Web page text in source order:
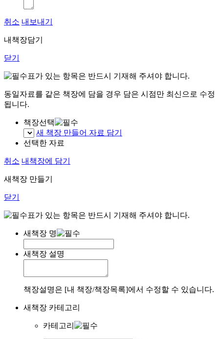
취소 내보내기
내책장담기
닫기
표가 있는 항목은 반드시 기재해 주셔야 합니다.
동일자료를 같은 책장에 담을 경우 담은 시점만 최신으로 수정
됩니다.
책장선택
새 책장 만들어 자료 담기
선택한 자료
취소 내책장에 담기
새책장 만들기
닫기
표가 있는 항목은 반드시 기재해 주셔야 합니다.
새책장 명
새책장 설명
책장설명은 [내 책장/책장목록]에서 수정할 수 있습니다.
새책장 카테고리
카테고리